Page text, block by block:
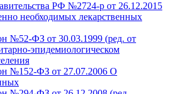
РФ №2724-р от 26.12.2015
необходимых лекарственных
№52-ФЗ от 30.03.1999 (ред. от
эпидемиологическом
№152-ФЗ от 27.07.2006 О